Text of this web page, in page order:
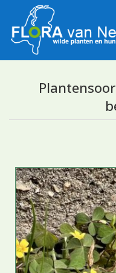
Determineren